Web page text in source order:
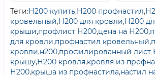
Теги:Н200 купить,Н200 профнастил,
кровельный,Н200 для кровли,Н200
крыши,профлист Н200,цена на Н200,
для кровли,профнастил кровельный,
кровли,н200,профилированный лист
крышу,Н200 кровля,кровля из
Н200,крыша из профнастила,настил